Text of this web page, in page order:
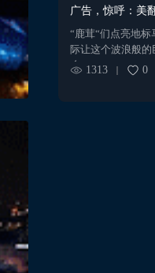
广告，惊呼：美
“鹿茸“们点亮地
际让这个波浪般
乡！1313 0